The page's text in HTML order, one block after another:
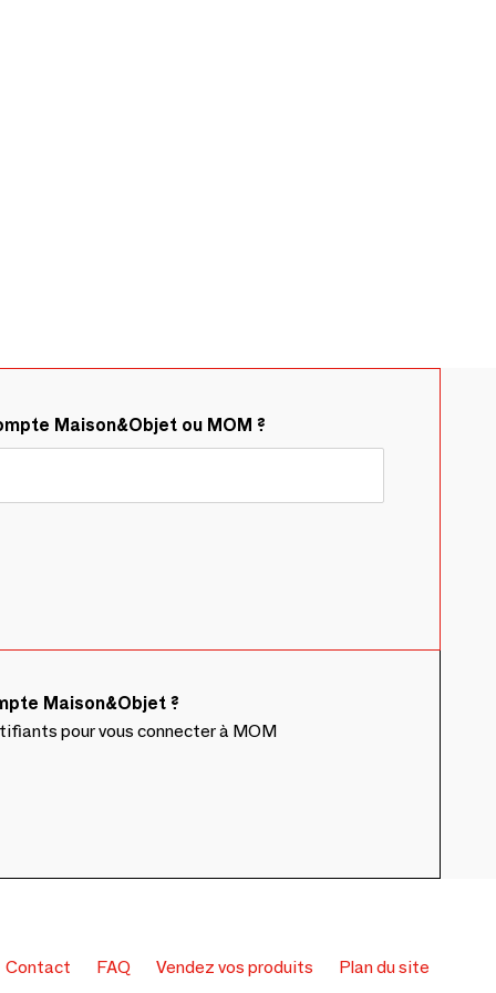
Maison&Objet ou MOM ?
Maison&Objet ?
pour vous connecter à MOM
Contact FAQ Vendez vos produits Plan du site